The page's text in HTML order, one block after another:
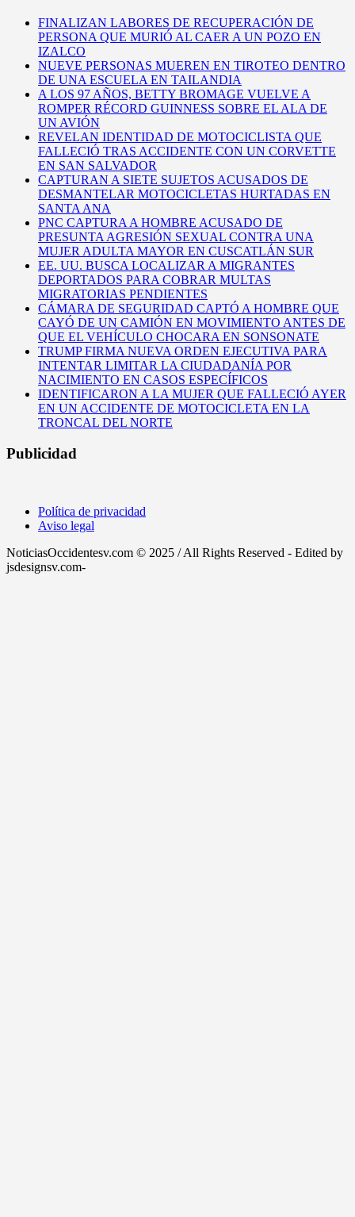
FINALIZAN LABORES DE RECUPERACIÓN DE
PERSONA QUE MURIÓ AL CAER A UN POZO EN
IZALCO
NUEVE PERSONAS MUEREN EN TIROTEO DENTRO
DE UNA ESCUELA EN TAILANDIA
A LOS 97 AÑOS, BETTY BROMAGE VUELVE A
ROMPER RÉCORD GUINNESS SOBRE EL ALA DE
UN AVIÓN
REVELAN IDENTIDAD DE MOTOCICLISTA QUE
FALLECIÓ TRAS ACCIDENTE CON UN CORVETTE
EN SAN SALVADOR
CAPTURAN A SIETE SUJETOS ACUSADOS DE
DESMANTELAR MOTOCICLETAS HURTADAS EN
SANTA ANA
PNC CAPTURA A HOMBRE ACUSADO DE
PRESUNTA AGRESIÓN SEXUAL CONTRA UNA
MUJER ADULTA MAYOR EN CUSCATLÁN SUR
EE. UU. BUSCA LOCALIZAR A MIGRANTES
DEPORTADOS PARA COBRAR MULTAS
MIGRATORIAS PENDIENTES
CÁMARA DE SEGURIDAD CAPTÓ A HOMBRE QUE
CAYÓ DE UN CAMIÓN EN MOVIMIENTO ANTES DE
QUE EL VEHÍCULO CHOCARA EN SONSONATE
TRUMP FIRMA NUEVA ORDEN EJECUTIVA PARA
INTENTAR LIMITAR LA CIUDADANÍA POR
NACIMIENTO EN CASOS ESPECÍFICOS
IDENTIFICARON A LA MUJER QUE FALLECIÓ AYER
EN UN ACCIDENTE DE MOTOCICLETA EN LA
TRONCAL DEL NORTE
Publicidad
Política de privacidad
Aviso legal
NoticiasOccidentesv.com © 2025 / All Rights Reserved - Edited by
jsdesignsv.com-